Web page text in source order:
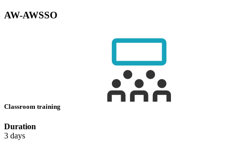
AW-AWSSO
Classroom training
Duration
3 days